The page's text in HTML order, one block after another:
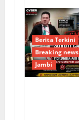
Berita Terkini
Breaking news
Jambi